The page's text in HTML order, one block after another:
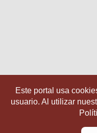
Este portal usa
usuario. Al utilizar